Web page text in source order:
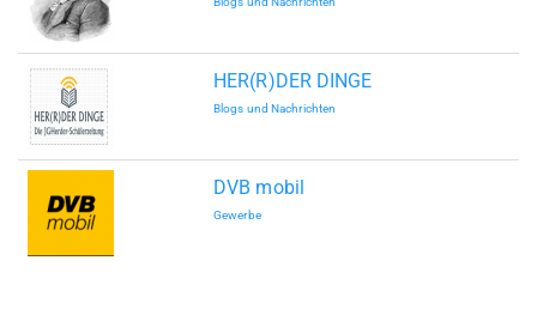
HER(R)DER DINGE
Blogs und Nachrichten
DVB mobil
Gewerbe